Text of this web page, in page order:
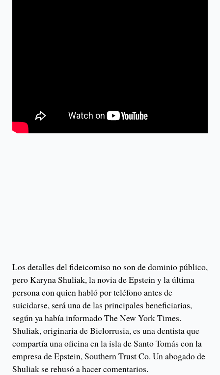
Los detalles del fideicomiso no son de dominio público,
pero Karyna Shuliak, la novia de Epstein y la última
persona con quien habló por teléfono antes de
suicidarse, será una de las principales beneficiarias,
según ya había informado The New York Times.
Shuliak, originaria de Bielorrusia, es una dentista que
compartía una oficina en la isla de Santo Tomás con la
empresa de Epstein, Southern Trust Co. Un abogado de
Shuliak se rehusó a hacer comentarios.